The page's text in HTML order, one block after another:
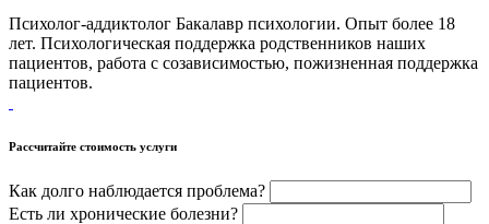
Психолог-аддиктолог Бакалавр психологии. Опыт более 18
лет. Психологическая поддержка родственников наших
пациентов, работа с созависимостью, пожизненная поддержка
пациентов.
Рассчитайте стоимость услуги
Как долго наблюдается проблема?
Есть ли хронические болезни?